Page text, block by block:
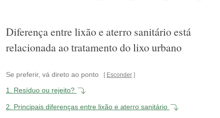
Diferença entre lixão e aterro sanitário está
relacionada ao tratamento do lixo urbano
Se preferir, vá direto ao ponto Esconder
1. Resíduo ou rejeito?
2. Principais diferenças entre lixão e aterro sanitário